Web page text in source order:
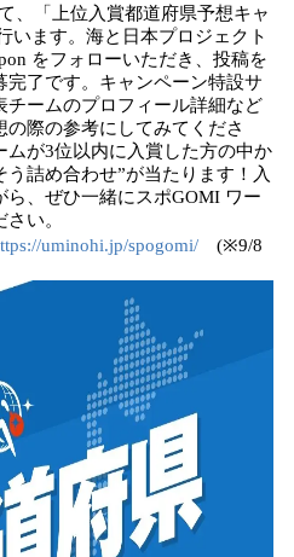
、「上位入賞都道府県予想キャ
います。海と日本プロジェクト
をフォローいただき、投稿を
了です。キャンペーン特設サ
チームのプロフィール詳細など
際の参考にしてみてくださ
ムが3位以内に入賞した方の中か
詰め合わせ”が当たります！入
、ぜひ一緒にスポGOMI ワー
い。
uminohi.jp/spogomi/ (※9/8